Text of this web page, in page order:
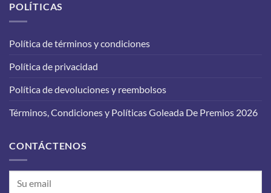
lo
POLÍTICAS
Política de términos y condiciones
Política de privacidad
Política de devoluciones y reembolsos
Términos, Condiciones y Políticas Goleada De Premios 2026
CONTÁCTENOS